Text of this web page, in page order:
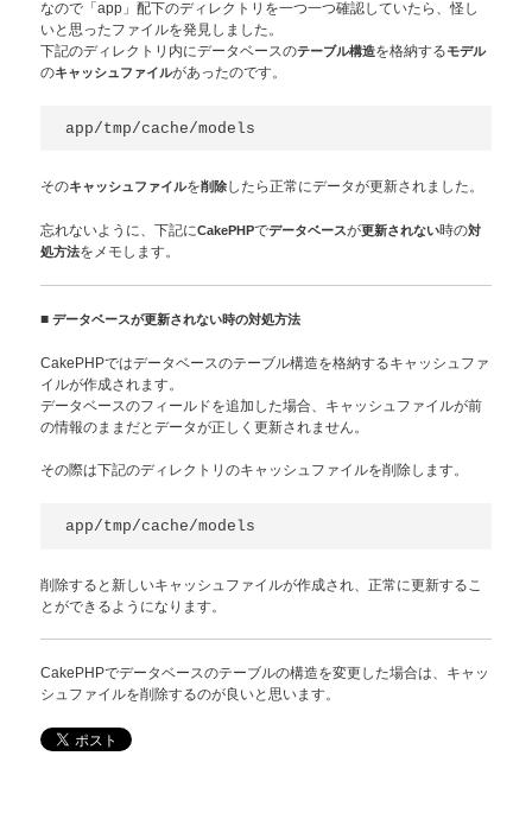
なので「app」配下のディレクトリを一つ一つ確認していたら、怪し
いと思ったファイルを発見しました。
下記のディレクトリ内にデータベースのテーブル構造を格納するモデル
のキャッシュファイルがあったのです。
そのキャッシュファイルを削除したら正常にデータが更新されました。
忘れないように、下記にCakePHPでデータベースが更新されない時の対
処方法をメモします。
■データベースが更新されない時の対処方法
CakePHPではデータベースのテーブル構造を格納するキャッシュファ
イルが作成されます。
データベースのフィールドを追加した場合、キャッシュファイルが前
の情報のままだとデータが正しく更新されません。
その際は下記のディレクトリのキャッシュファイルを削除します。
削除すると新しいキャッシュファイルが作成され、正常に更新するこ
とができるようになります。
CakePHPでデータベースのテーブルの構造を変更した場合は、キャッ
シュファイルを削除するのが良いと思います。